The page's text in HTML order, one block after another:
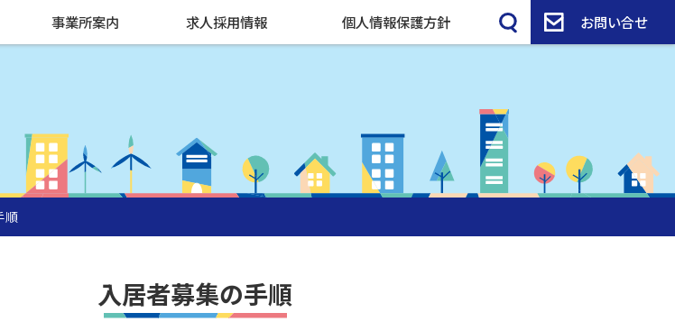
事業所案内 求人採用情報 個人情報保護方針 お問い合せ
順
入居者募集の手順